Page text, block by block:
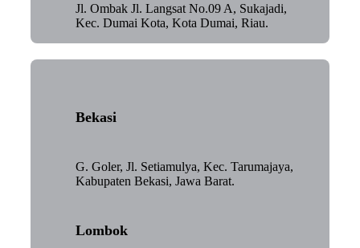
Jl. Ombak Jl. Langsat No.09 A, Sukajadi,
Kec. Dumai Kota, Kota Dumai, Riau.
Bekasi
G. Goler, Jl. Setiamulya, Kec. Tarumajaya,
Kabupaten Bekasi, Jawa Barat.
Lombok